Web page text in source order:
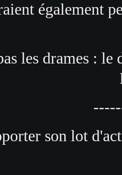
également
les drames :
son lot